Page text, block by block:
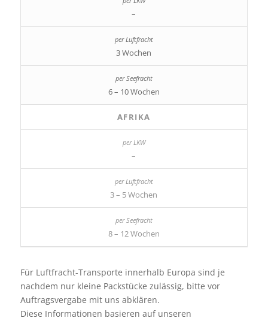
–
3 Wochen
6 – 10 Wochen
AFRIKA
–
3 – 5 Wochen
8 – 12 Wochen
Für Luftfracht-Transporte innerhalb Europa sind je
nachdem nur kleine Packstücke zulässig, bitte vor
Auftragsvergabe mit uns abklären.
Diese Informationen basieren auf unseren